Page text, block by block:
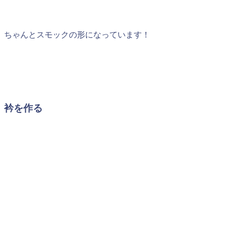
ちゃんとスモックの形になっています！
衿を作る